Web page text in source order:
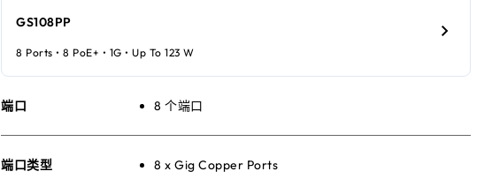
GS108PP
8 Ports • 8 PoE+ • 1G • Up To 123 W
端口 8 个端口
端口类型
8 x Gig Copper Ports